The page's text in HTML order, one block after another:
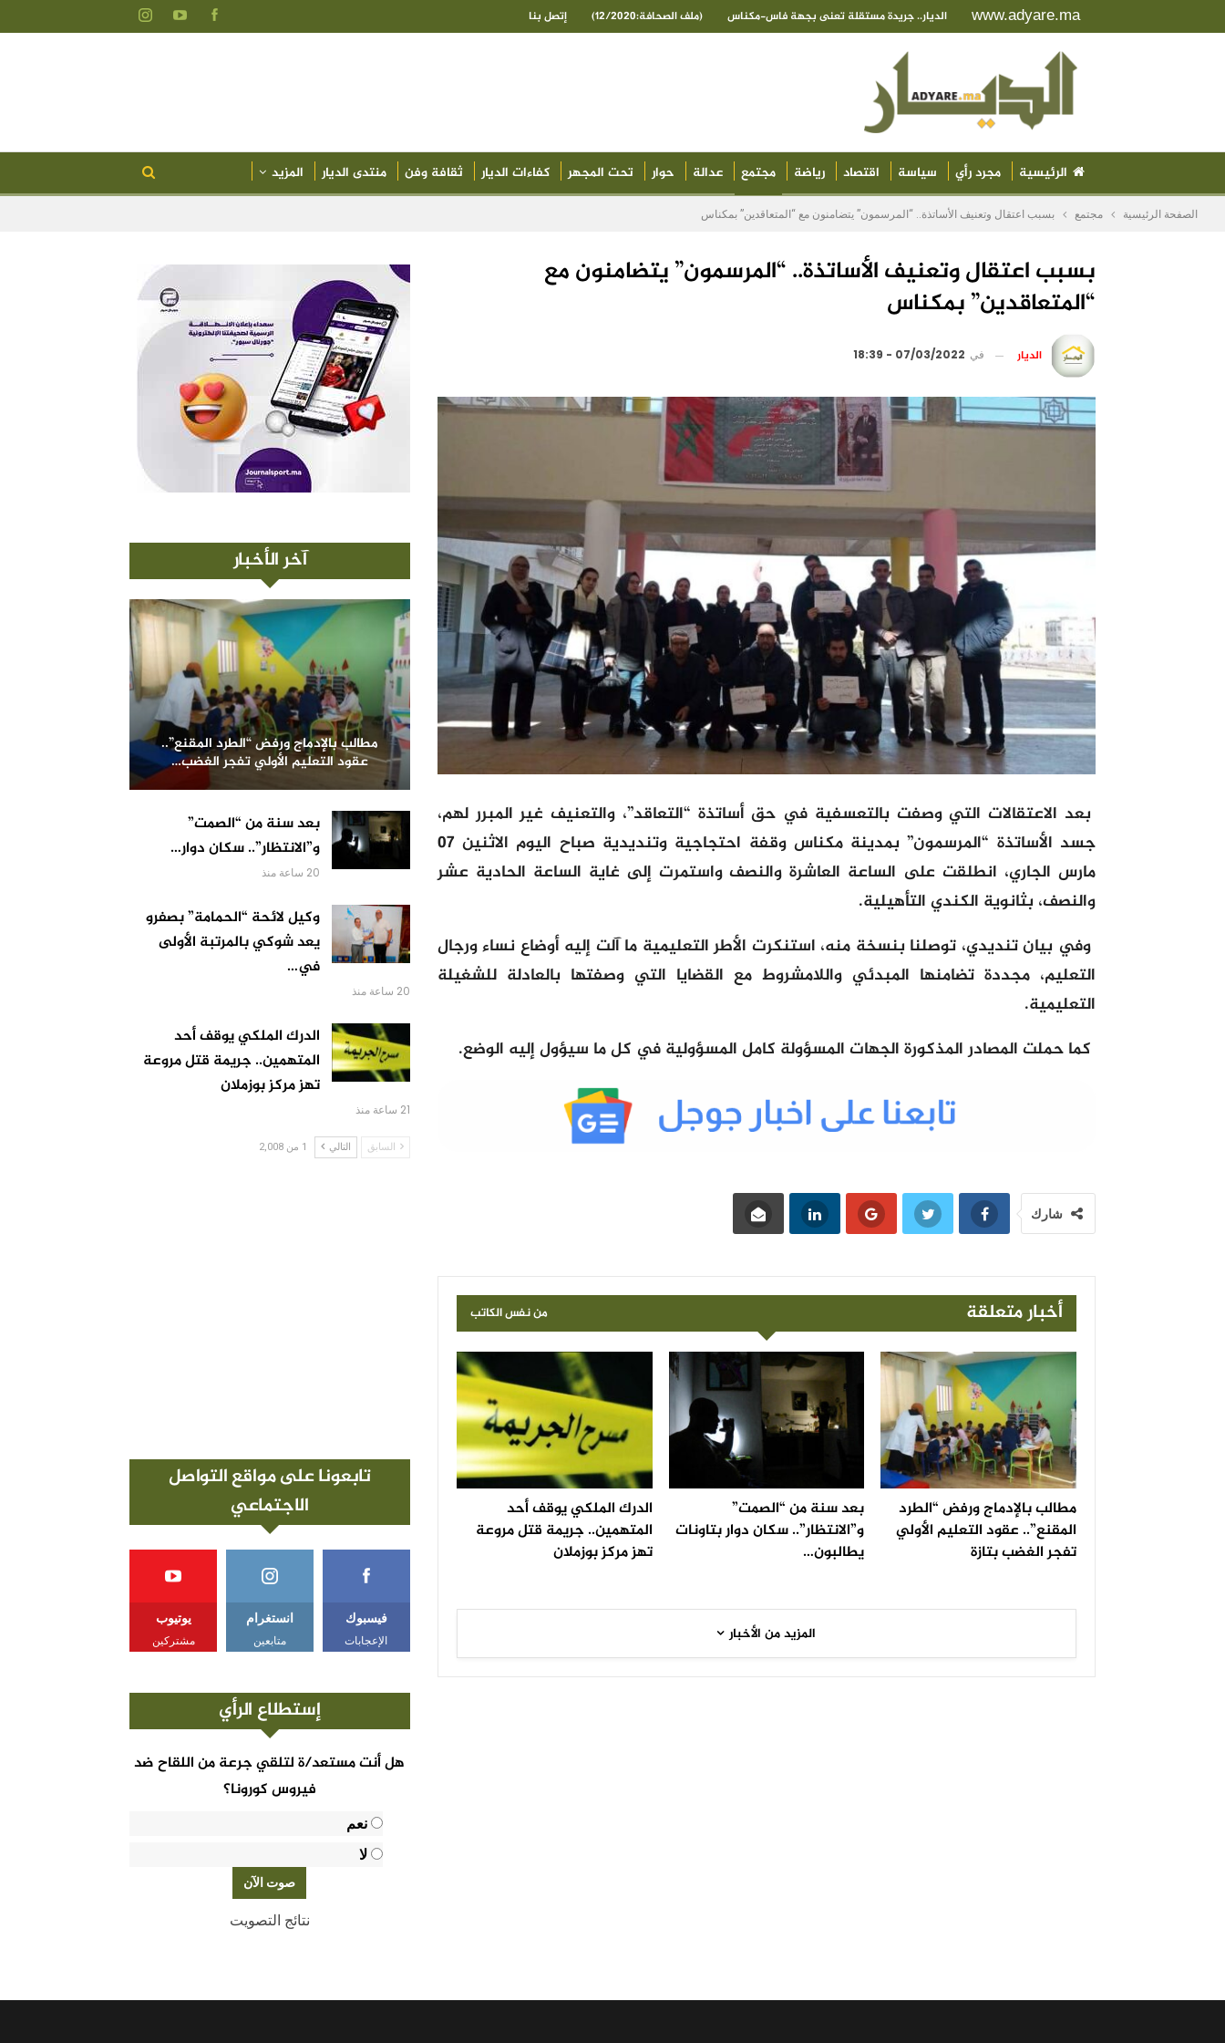
www.adyare.ma الديار.. جريدة مستقلة تعنى بجهة فاس-مكناس (ملف الصحافة:12/2020) إتصل بنا
الرئيسية مجرد رأي سياسة اقتصاد رياضة مجتمع عدالة حوار تحت المجهر كفاءات الديار ثقافة وفن منتدى الديار المزيد
الصفحة الرئيسية مجتمع بسبب اعتقال وتعنيف الأساتذة.. “المرسمون” يتضامنون مع “المتعاقدين” بمكناس
بسبب اعتقال وتعنيف الأساتذة.. “المرسمون” يتضامنون مع
“المتعاقدين” بمكناس
الديار في 07/03/2022 - 18:39
بعد الاعتقالات التي وصفت بالتعسفية في حق أساتذة “التعاقد”، والتعنيف غير المبرر لهم،
جسد الأساتذة “المرسمون” بمدينة مكناس وقفة احتجاجية وتنديدية صباح اليوم الاثنين 07
مارس الجاري، انطلقت على الساعة العاشرة والنصف واستمرت إلى غاية الساعة الحادية عشر
والنصف، بثانوية الكندي التأهيلية.
وفي بيان تنديدي، توصلنا بنسخة منه، استنكرت الأطر التعليمية ما آلت إليه أوضاع نساء ورجال
التعليم، مجددة تضامنها المبدئي واللامشروط مع القضايا التي وصفتها بالعادلة للشغيلة
التعليمية.
كما حملت المصادر المذكورة الجهات المسؤولة كامل المسؤولية في كل ما سيؤول إليه الوضع.
شارك
أخبار متعلقة من نفس الكاتب
مطالب بالإدماج ورفض “الطرد
المقنع”.. عقود التعليم الأولي
تفجر الغضب بتازة
بعد سنة من “الصمت”
و”الانتظار”.. سكان دوار بتاونات
يطالبون…
الدرك الملكي يوقف أحد
المتهمين.. جريمة قتل مروعة
تهز مركز بوزملان
المزيد من الأخبار
آخر الأخبار
مطالب بالإدماج ورفض “الطرد المقنع”..
عقود التعليم الأولي تفجر الغضب…
بعد سنة من “الصمت”
و”الانتظار”.. سكان دوار…
20 ساعة منذ
وكيل لائحة “الحمامة” بصفرو
يعد شوكي بالمرتبة الأولى
في…
20 ساعة منذ
الدرك الملكي يوقف أحد
المتهمين.. جريمة قتل مروعة
تهز مركز بوزملان
21 ساعة منذ
السابق التالي 1 من 2,008
تابعونا على مواقع التواصل
الاجتماعي
فيسبوك
الإعجابات
انستغرام
متابعين
يوتيوب
مشتركين
إستطلاع الرأي
هل أنت مستعد/ة لتلقي جرعة من اللقاح ضد
فيروس كورونا؟
نعم
لا
نتائج التصويت